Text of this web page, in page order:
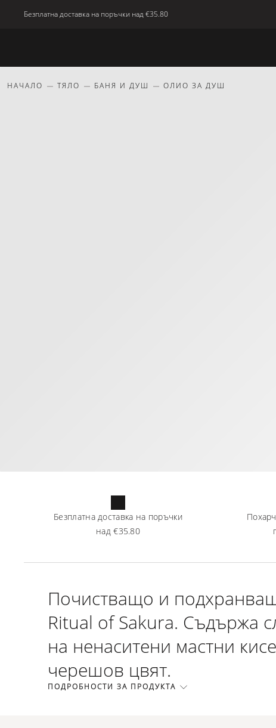
Безплатна доставка на поръчки над€35.80
НАЧАЛО ТЯЛО БАНЯ И ДУШ ОЛИО ЗА ДУШ
Безплатна доставка на поръчки
над €35.80
Почистващо и
Ritual of Sakura. Съдържа
на ненаситени мастни
черешов цвят.
ПОДРОБНОСТИ ЗА ПРОДУКТА